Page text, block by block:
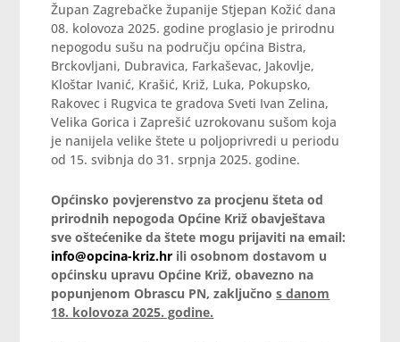
Župan Zagrebačke županije Stjepan Kožić dana
08. kolovoza 2025. godine proglasio je prirodnu
nepogodu sušu na području općina Bistra,
Brckovljani, Dubravica, Farkaševac, Jakovlje,
Kloštar Ivanić, Krašić, Križ, Luka, Pokupsko,
Rakovec i Rugvica te gradova Sveti Ivan Zelina,
Velika Gorica i Zaprešić uzrokovanu sušom koja
je nanijela velike štete u poljoprivredi u periodu
od 15. svibnja do 31. srpnja 2025. godine.
Općinsko povjerenstvo za procjenu šteta od
prirodnih nepogoda Općine Križ obavještava
sve oštećenike da štete mogu prijaviti na email:
info@opcina-kriz.hr ili osobnom dostavom u
općinsku upravu Općine Križ, obavezno na
popunjenom Obrascu PN, zaključnos danom
18. kolovoza 2025. godine.